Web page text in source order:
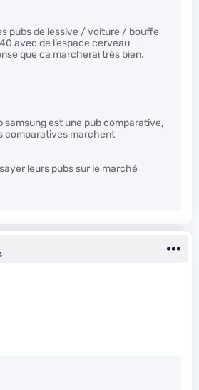
pubs de lessive / voiture / bouffe
avec de l’espace cerveau
que ca marcherai très bien.
samsung est une pub comparative,
comparatives marchent
leurs pubs sur le marché